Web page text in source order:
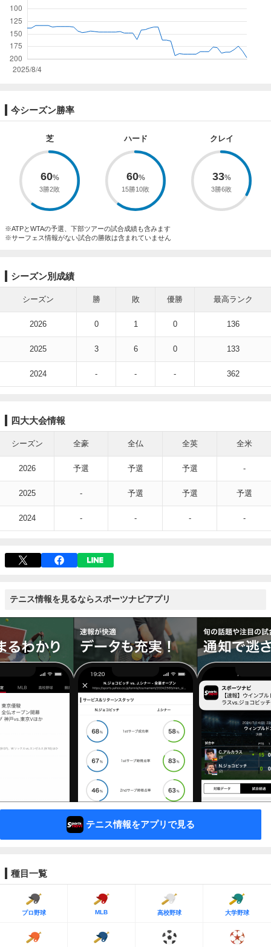
今シーズン勝率
芝
60
3勝2敗
ハード
60
15勝10敗
クレイ
33
3勝6敗
※ATPとWTAの予選、下部ツアーの試合成績も含みます
※サーフェス情報がない試合の勝敗は含まれていません
シーズン別成績
シーズン 勝 敗 優勝 最高ランク
2026 0 1 0 136
2025 3 6 0 133
2024 - - - 362
四大大会情報
シーズン 全豪 全仏 全英 全米
2026 予選 予選 予選 -
2025 - 予選 予選 予選
2024 - - - -
テニス情報を見るならスポーツナビアプリ
テニス情報をアプリで見る
種目一覧
プロ野球 MLB 高校野球 大学野球